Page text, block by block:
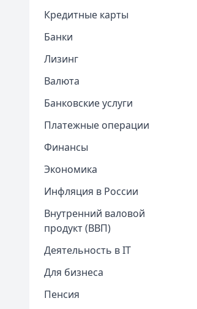
Кредитные карты
Банки
Лизинг
Валюта
Банковские услуги
Платежные операции
Финансы
Экономика
Инфляция в России
Внутренний валовой
продукт (ВВП)
Деятельность в IT
Для бизнеса
Пенсия